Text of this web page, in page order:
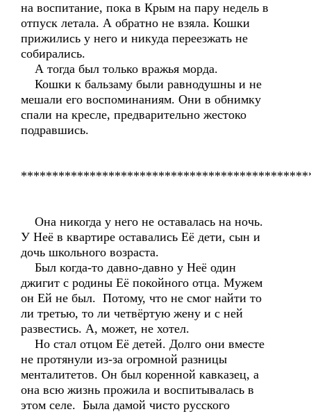
на воспитание, пока в Крым на пару недель в
отпуск летала. А обратно не взяла. Кошки
прижились у него и никуда переезжать не
собирались.
А тогда был только вражья морда.
Кошки к бальзаму были равнодушны и не
мешали его воспоминаниям. Они в обнимку
спали на кресле, предварительно жестоко
подравшись.
Она никогда у него не оставалась на ночь.
У Неё в квартире оставались Её дети, сын и
дочь школьного возраста.
Был когда-то давно-давно у Неё один
джигит с родины Её покойного отца. Мужем
он Ей не был. Потому, что не смог найти то
ли третью, то ли четвёртую жену и с ней
развестись. А, может, не хотел.
Но стал отцом Её детей. Долго они вместе
не протянули из-за огромной разницы
менталитетов. Он был коренной кавказец, а
она всю жизнь прожила и воспитывалась в
этом селе. Была дамой чисто русского